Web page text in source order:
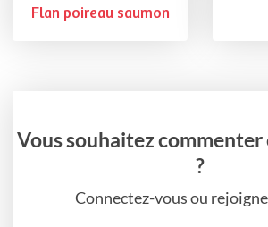
Flan poireau saumon
Vous souhaitez
?
Connectez-vous ou